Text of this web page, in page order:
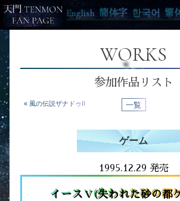
English 簡体字 한국어 繁
WORKS
参加作品リスト
« 風の伝説ザナドゥII 一覧
ゲーム
1995.12.29 発売
イース V (失われた砂の都